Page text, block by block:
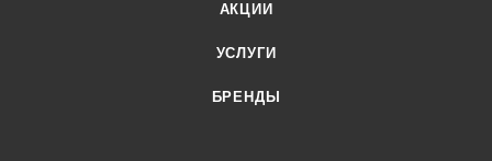
АКЦИИ
УСЛУГИ
БРЕНДЫ